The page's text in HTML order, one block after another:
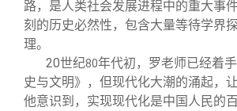
路，是人类社会发展进程中的重大事
刻的历史必然性，包含大量等待学界
理。
20世纪80年代初，罗老师已经着
史与文明》，但现代化大潮的涌起，
他意识到，实现现代化是中国人民的